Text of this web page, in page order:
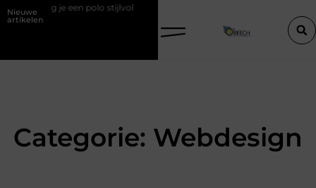
Nieuwe
artikelen
je een polo stijlvol Een vastgoedcoach als start van een
Categorie: Webdesign